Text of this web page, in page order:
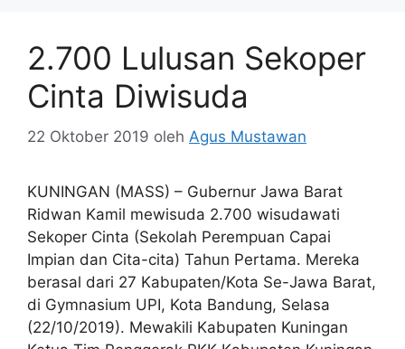
2.700 Lulusan Sekoper
Cinta Diwisuda
22 Oktober 2019 oleh Agus Mustawan
KUNINGAN (MASS) – Gubernur Jawa Barat
Ridwan Kamil mewisuda 2.700 wisudawati
Sekoper Cinta (Sekolah Perempuan Capai
Impian dan Cita-cita) Tahun Pertama. Mereka
berasal dari 27 Kabupaten/Kota Se-Jawa Barat,
di Gymnasium UPI, Kota Bandung, Selasa
(22/10/2019). Mewakili Kabupaten Kuningan